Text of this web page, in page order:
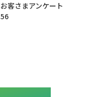
お客さまアンケート
56